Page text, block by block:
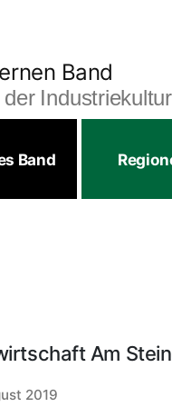
Band
Band
Am
2019